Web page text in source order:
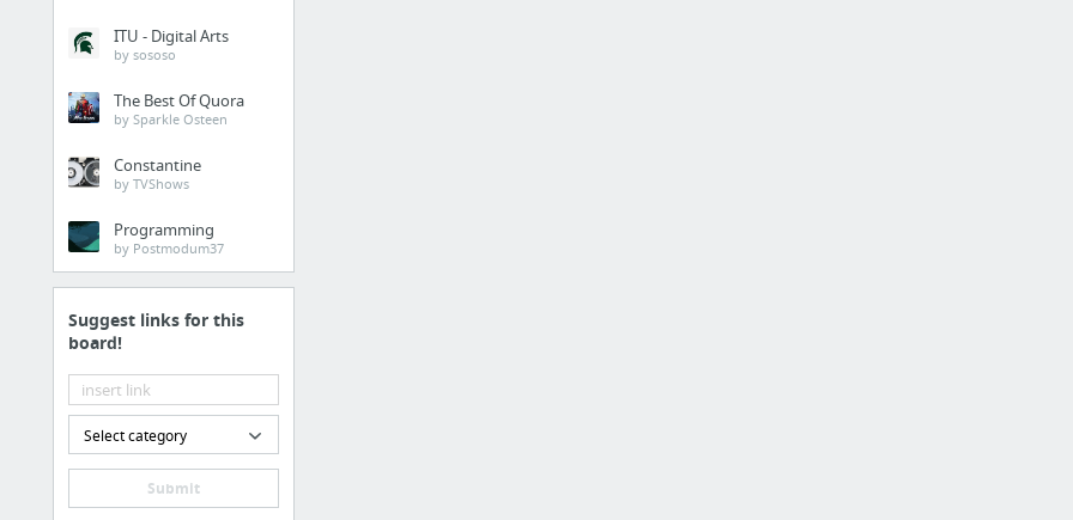
ITU - Digital Arts
by sososo
The Best Of Quora
by Sparkle Osteen
Constantine
by TVShows
Programming
by Postmodum37
Suggest links for this
board!
Select category
Submit